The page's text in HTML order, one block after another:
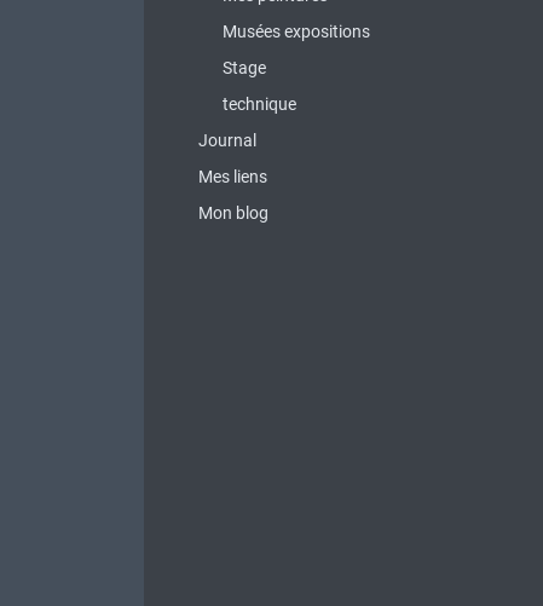
Musées expositions
Stage
technique
Journal
Mes liens
Mon blog